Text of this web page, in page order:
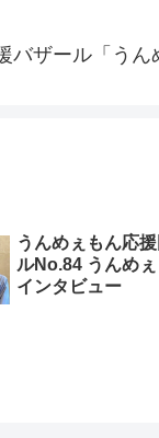
バザール「うん
うんめぇもん応
ルNo.84 うんめ
インタビュー